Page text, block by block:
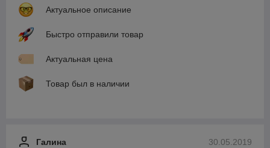
Актуальное описание
Быстро отправили товар
Актуальная цена
Товар был в наличии
30.05.2019
Галина